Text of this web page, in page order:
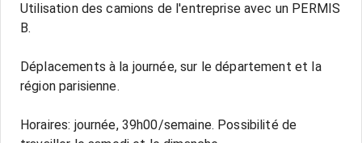
Utilisation des camions de l'entreprise avec un PERMIS
B.
Déplacements à la journée, sur le département et la
région parisienne.
Horaires: journée, 39h00/semaine. Possibilité de